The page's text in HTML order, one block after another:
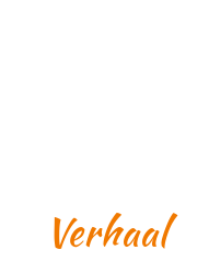
Verhaal